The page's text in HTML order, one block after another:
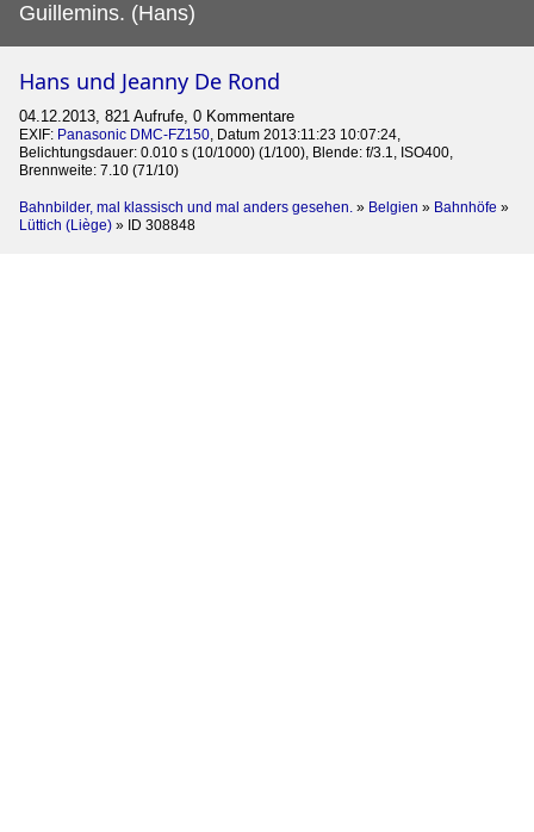
Guillemins. (Hans)
Hans und Jeanny De Rond
04.12.2013, 821 Aufrufe, 0 Kommentare
EXIF: Panasonic DMC-FZ150, Datum 2013:11:23 10:07:24,
Belichtungsdauer: 0.010 s (10/1000) (1/100), Blende: f/3.1, ISO400,
Brennweite: 7.10 (71/10)
Bahnbilder, mal klassisch und mal anders gesehen. » Belgien » Bahnhöfe »
Lüttich (Liège) » ID 308848